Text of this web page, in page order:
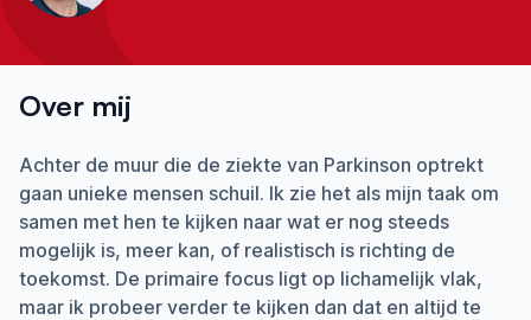
Over mij
Achter de muur die de ziekte van Parkinson optrekt
gaan unieke mensen schuil. Ik zie het als mijn taak om
samen met hen te kijken naar wat er nog steeds
mogelijk is, meer kan, of realistisch is richting de
toekomst. De primaire focus ligt op lichamelijk vlak,
maar ik probeer verder te kijken dan dat en altijd te